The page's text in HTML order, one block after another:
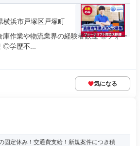
横浜市戸塚区戸塚町
作業や物流業界の経験者歓迎 ◎フォー
◎学歴不...
気になる
固定休み！交通費支給！新規案件につき積